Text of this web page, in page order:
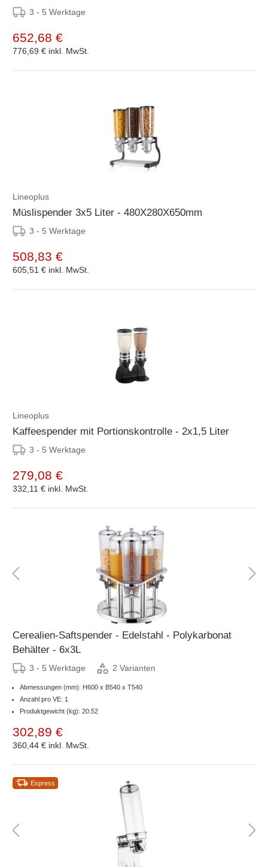
3 - 5 Werktage
652,68 €
776,69 € inkl. MwSt.
Lineoplus
Müslispender 3x5 Liter - 480X280X650mm
3 - 5 Werktage
508,83 €
605,51 € inkl. MwSt.
Lineoplus
Kaffeespender mit Portionskontrolle - 2x1,5 Liter
3 - 5 Werktage
279,08 €
332,11 € inkl. MwSt.
Cerealien-Saftspender - Edelstahl - Polykarbonat
Behälter - 6x3L
3 - 5 Werktage 2 Varianten
Abmessungen (mm): H600 x B540 x T540
Anzahl pro VE: 1
Produktgewicht (kg): 20.52
302,89 €
360,44 € inkl. MwSt.
Express